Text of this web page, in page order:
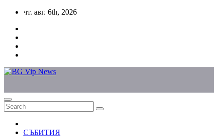
Skip
content
чт. авг. 6th, 2026
СЪБИТИЯ